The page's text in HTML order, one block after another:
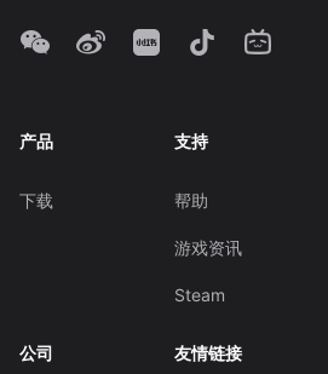
产品
下载
支持
帮助
游戏资讯
Steam
公司 友情链接